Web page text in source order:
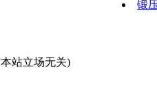
锻
站立场无关)